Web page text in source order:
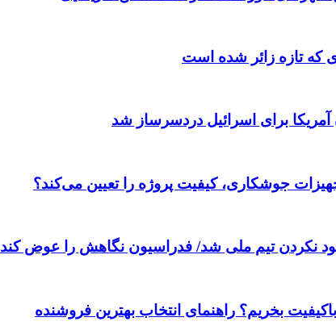
که تازه زائر شده است
برای اسرائیل دردسرساز شد
جوشکاری، کیفیت پروژه را تعیین می‌کند؟
نکردن تیم ملی شد/ فدراسیون نگاهش را عوض کند
بخریم؟ راهنمای انتخاب بهترین فروشنده